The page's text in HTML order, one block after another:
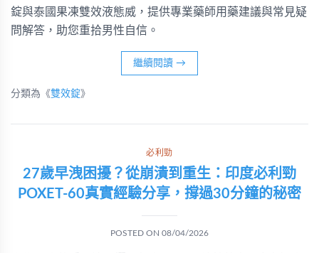
錠與泰國果凍雙效液態威，提供專業藥師用藥建議與常見疑
問解答，助您重拾男性自信。
繼續閱讀 →
分類為《雙效錠》
必利勁
27歲早洩困擾？從崩潰到重生：印度必利勁
POXET-60真實經驗分享，撐過30分鐘的秘密
POSTED ON 08/04/2026